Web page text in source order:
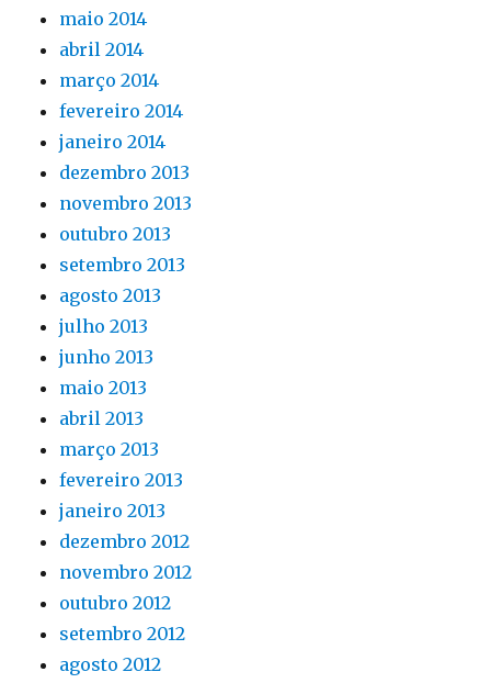
maio 2014
abril 2014
março 2014
fevereiro 2014
janeiro 2014
dezembro 2013
novembro 2013
outubro 2013
setembro 2013
agosto 2013
julho 2013
junho 2013
maio 2013
abril 2013
março 2013
fevereiro 2013
janeiro 2013
dezembro 2012
novembro 2012
outubro 2012
setembro 2012
agosto 2012